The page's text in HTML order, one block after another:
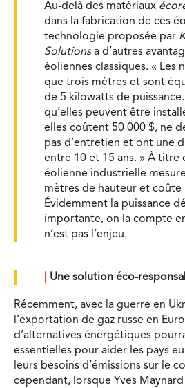
Au-delà des matériaux
dans la fabrication de ces
technologie proposée par
Solutionsa d’autres
éoliennes classiques. « Les
que trois mètres et sont
de 5 kilowatts de puissance.
qu’elles peuvent être
elles coûtent 50 000 $, ne
pas d’entretien et ont une
entre 10 et 15 ans. » À titre
éolienne industrielle
mètres de hauteur et coûte
Évidemment la puissance
importante, on la compte
n’est pas l’enjeu.
Une solution éco-
Récemment, avec la guerre en
l’exportation de gaz russe en
d’alternatives énergétiques
essentielles pour aider les pays
leurs besoins d’émissions sur le
cependant, lorsque Yves